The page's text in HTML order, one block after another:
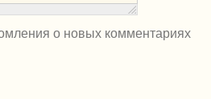
о новых комментариях